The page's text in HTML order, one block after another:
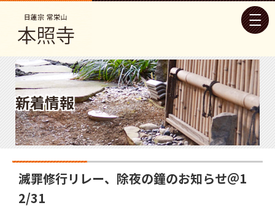
新着情報
滅罪修行リレー、除夜の鐘のお知らせ＠1
2/31